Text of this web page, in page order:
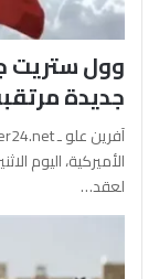
وول ستريت
جديدة
الأميركية، اليوم
لعقد…